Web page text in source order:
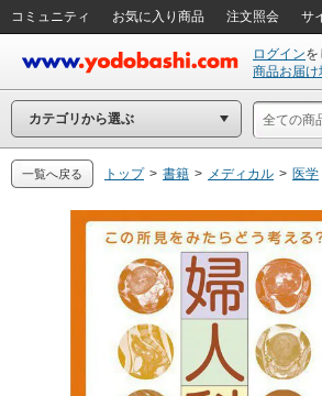
コミュニティ お気に入り商品 注文照会 サ
ログイン
商品お届け
カテゴリから選ぶ 全ての商
一覧へ戻る トップ > 書籍 > メディカル > 医学